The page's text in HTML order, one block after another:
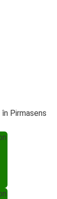
Pirmasens